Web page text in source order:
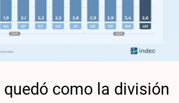
quedó como la división